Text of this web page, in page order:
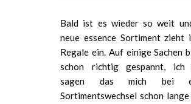
Bald ist es wieder so weit
neue essence Sortiment zieht
Regale ein. Auf einige Sachen
schon richtig gespannt, ich
sagen das mich bei
Sortimentswechsel schon